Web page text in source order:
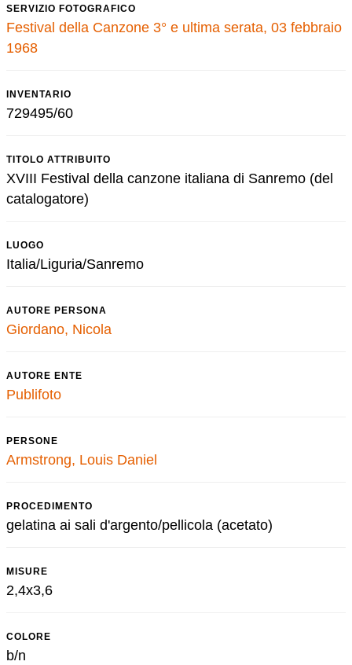
SERVIZIO FOTOGRAFICO
Festival della Canzone 3° e ultima serata, 03 febbraio
1968
INVENTARIO
729495/60
TITOLO ATTRIBUITO
XVIII Festival della canzone italiana di Sanremo (del
catalogatore)
LUOGO
Italia/Liguria/Sanremo
AUTORE PERSONA
Giordano, Nicola
AUTORE ENTE
Publifoto
PERSONE
Armstrong, Louis Daniel
PROCEDIMENTO
gelatina ai sali d'argento/pellicola (acetato)
MISURE
2,4x3,6
COLORE
b/n